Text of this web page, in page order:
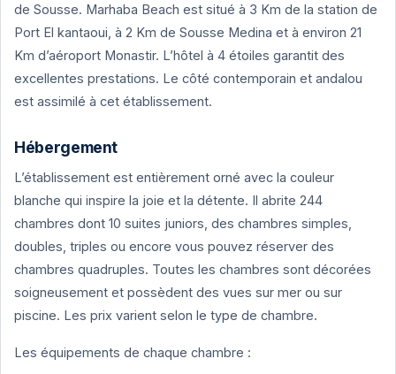
de Sousse. Marhaba Beach est situé à 3 Km de la station de
Port El kantaoui, à 2 Km de Sousse Medina et à environ 21
Km d’aéroport Monastir. L’hôtel à 4 étoiles garantit des
excellentes prestations. Le côté contemporain et andalou
est assimilé à cet établissement.
Hébergement
L’établissement est entièrement orné avec la couleur
blanche qui inspire la joie et la détente. Il abrite 244
chambres dont 10 suites juniors, des chambres simples,
doubles, triples ou encore vous pouvez réserver des
chambres quadruples. Toutes les chambres sont décorées
soigneusement et possèdent des vues sur mer ou sur
piscine. Les prix varient selon le type de chambre.
Les équipements de chaque chambre :